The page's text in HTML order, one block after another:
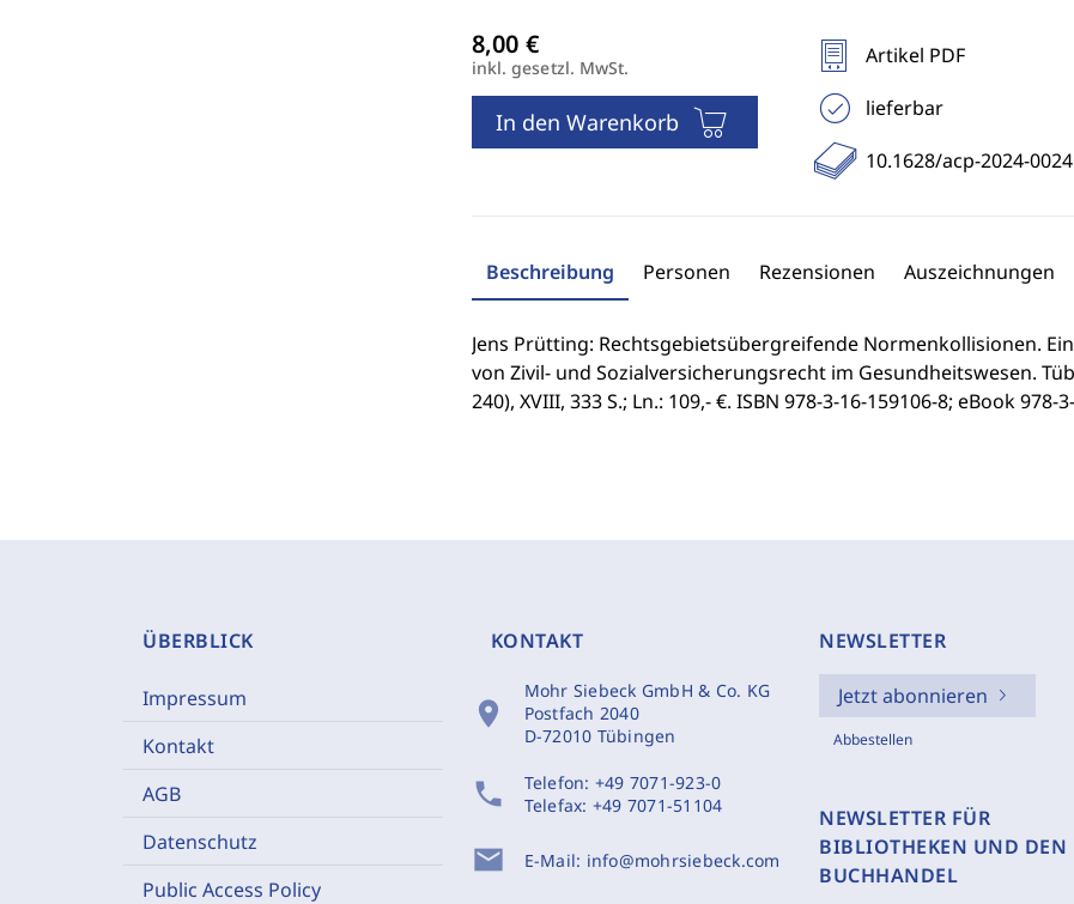
inkl. gesetzl. MwSt.
In den Warenkorb
Artikel PDF
lieferbar
10.1628/acp-2024-0024
Beschreibung Personen Rezensionen Auszeichnungen
Jens Prütting: Rechtsgebietsübergreifende Normenkollisionen.
von Zivil- und Sozialversicherungsrecht im Gesundheitswesen.
240), XVIII, 333 S.; Ln.: 109,- €. ISBN 978-3-16-159106-8; eBook 978-
ÜBERBLICK
Impressum
Kontakt
AGB
Datenschutz
Public Access Policy
KONTAKT
location_on
Mohr Siebeck GmbH & Co. KG
Postfach 2040
D-72010 Tübingen
phone Telefon: +49 7071-923-0
Telefax: +49 7071-51104
mail E-Mail: info@mohrsiebeck.com
NEWSLETTER
Jetzt abonnieren
Abbestellen
NEWSLETTER FÜR
BIBLIOTHEKEN UND DEN
BUCHHANDEL